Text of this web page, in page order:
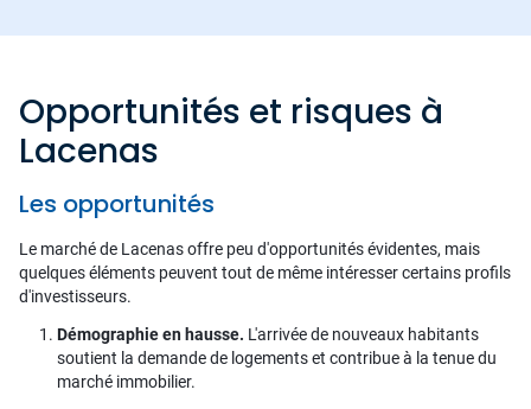
Opportunités et risques à
Lacenas
Les opportunités
Le marché de Lacenas offre peu d'opportunités évidentes, mais
quelques éléments peuvent tout de même intéresser certains profils
d'investisseurs.
Démographie en hausse. L'arrivée de nouveaux habitants
soutient la demande de logements et contribue à la tenue du
marché immobilier.